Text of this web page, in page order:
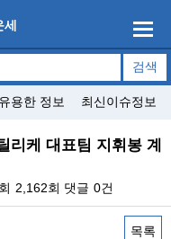
유용한 정보 최신이슈정보
리케 대표팀 지휘봉 계
2,162회 댓글 0건
목록